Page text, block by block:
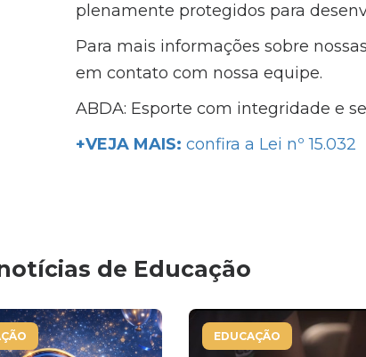
plenamente protegidos para
Para mais informações sobre
em contato com nossa equipe.
ABDA: Esporte com integridade e
+VEJA MAIS: confira a Lei nº 15.032
de Educação
EDUCAÇÃO